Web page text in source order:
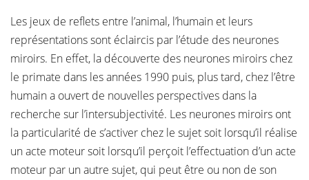
Les jeux de reflets entre l’animal, l’humain et leurs
représentations sont éclaircis par l’étude des neurones
miroirs. En effet, la découverte des neurones miroirs chez
le primate dans les années 1990 puis, plus tard, chez l’être
humain a ouvert de nouvelles perspectives dans la
recherche sur l’intersubjectivité. Les neurones miroirs ont
la particularité de s’activer chez le sujet soit lorsqu’il réalise
un acte moteur soit lorsqu’il perçoit l’effectuation d’un acte
moteur par un autre sujet, qui peut être ou non de son